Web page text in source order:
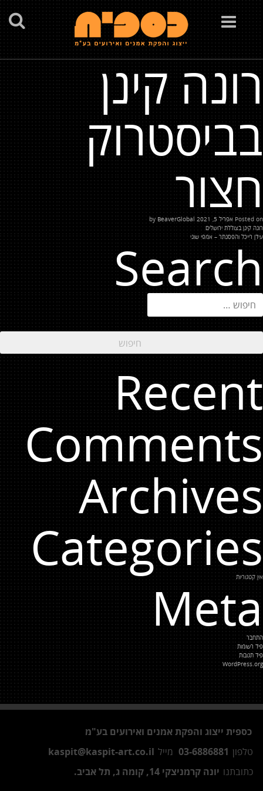
Toggle
navigation
רונה קינן
בביסטרוק
חצור
Posted on אפריל 5, 2021 BeaverGlobal
ניווט
רונה קינן בצוללת ירושלים
עידן רייכל והפסנתר – אמפי שוני
Search
חיפוש:
Recent
Comments
Archives
Categories
אין קטגוריות
Meta
התחבר
פיד רשומות
פיד תגובות
WordPress.org
כספית ייצוג והפקת אמנים ואירועים בע"מ
טלפון 03-6886881 מייל kaspit@kaspit-art.co.il
כתובתנו יונה קרמניצקי 14, קומה ג, תל אביב.